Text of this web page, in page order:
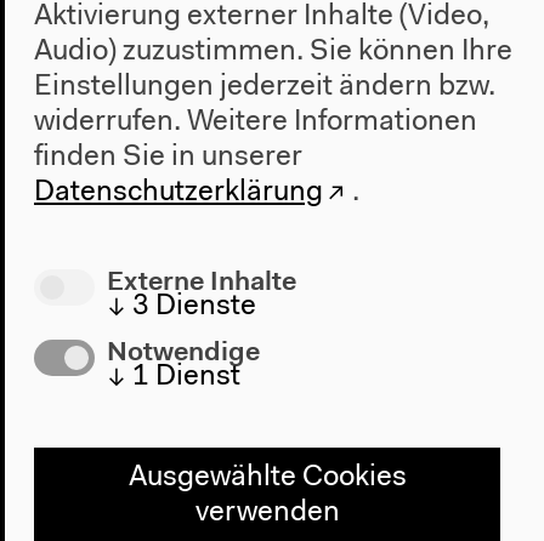
Experimentierfeld,
Bildungszentrum,
Aktivierung externer Inhalte (Video,
Audio) zuzustimmen. Sie können Ihre
Einstellungen jederzeit ändern bzw.
widerrufen. Weitere Informationen
finden Sie in unserer
Datenschutzerklärung
.
Externe Inhalte
↓ 3 Dienste
Notwendige
↓ 1 Dienst
Ausgewählte Cookies
verwenden